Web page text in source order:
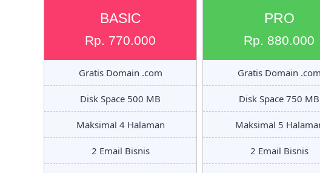
BASIC
Rp. 770.000
Gratis Domain .com
Disk Space 500 MB
Maksimal 4 Halaman
2 Email Bisnis
PRO
Rp. 880.000
Gratis Domain .com
Disk Space 750 MB
Maksimal 5
2 Email Bisnis